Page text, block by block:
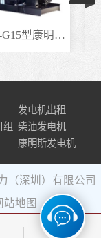
QSK38-G15型康明斯柴..
发电机出租
组 柴油发电机
康明斯发电机
（深圳）有限公司
站地图